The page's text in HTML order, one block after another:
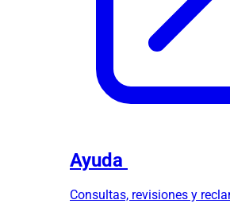
Ayuda
Consultas, revisiones y